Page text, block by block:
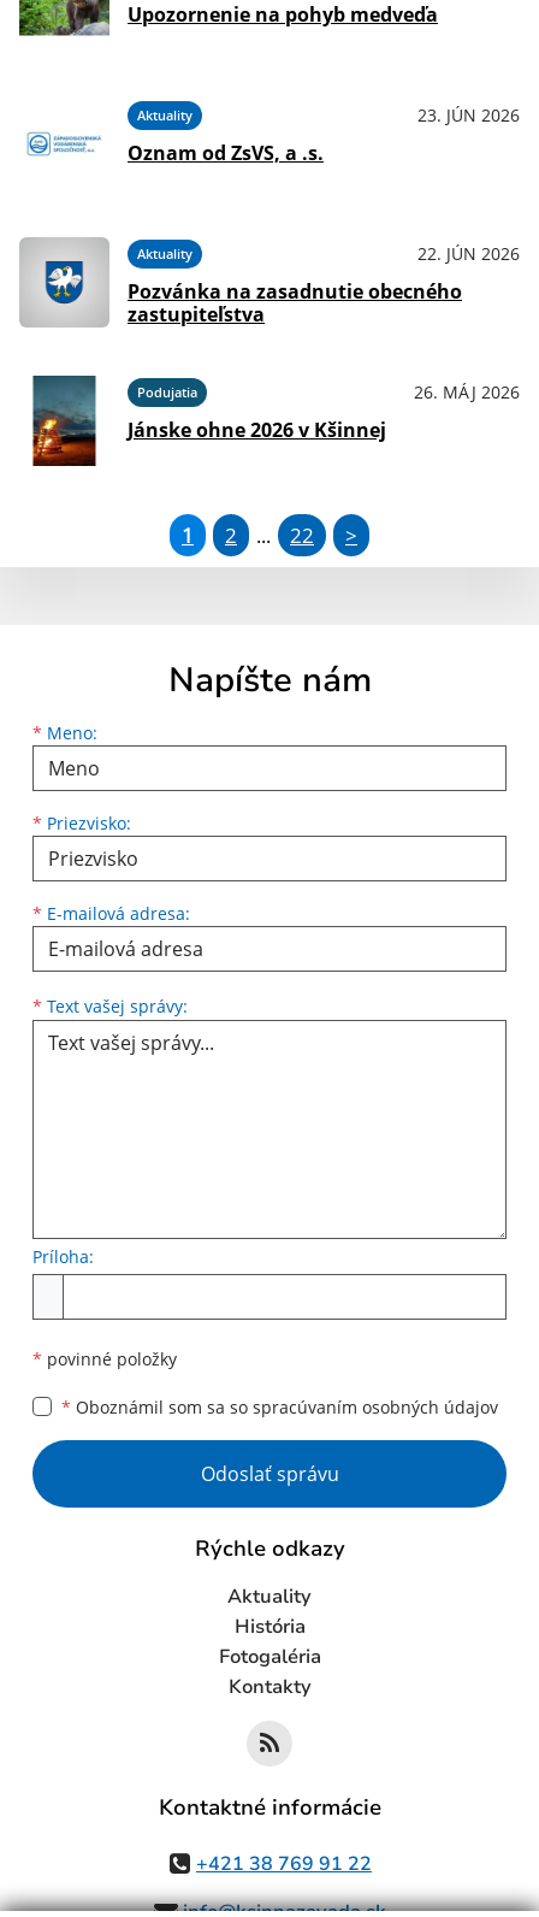
Upozornenie na pohyb medveďa
Aktuality 23. JÚN 2026
Oznam od ZsVS, a .s.
Aktuality 22. JÚN 2026
Pozvánka na zasadnutie obecného
zastupiteľstva
Podujatia 26. MÁJ 2026
Jánske ohne 2026 v Kšinnej
1 2 ... 22 >
Napíšte nám
* Meno:
Meno
* Priezvisko:
Priezvisko
* E-mailová adresa:
E-mailová adresa
* Text vašej správy:
Príloha:
* povinné položky
* Oboznámil som sa so spracúvaním osobných údajov
Google reCaptcha Response
Odoslať správu
Rýchle odkazy
Aktuality
História
Fotogaléria
Kontakty
Kontaktné informácie
+421 38 769 91 22